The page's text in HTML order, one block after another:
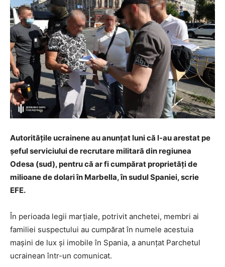
Autorităţile ucrainene au anunţat luni că l-au arestat pe
şeful serviciului de recrutare militară din regiunea
Odesa (sud), pentru că ar fi cumpărat proprietăţi de
milioane de dolari în Marbella, în sudul Spaniei, scrie
EFE.
În perioada legii marţiale, potrivit anchetei, membri ai
familiei suspectului au cumpărat în numele acestuia
maşini de lux şi imobile în Spania, a anunţat Parchetul
ucrainean într-un comunicat.